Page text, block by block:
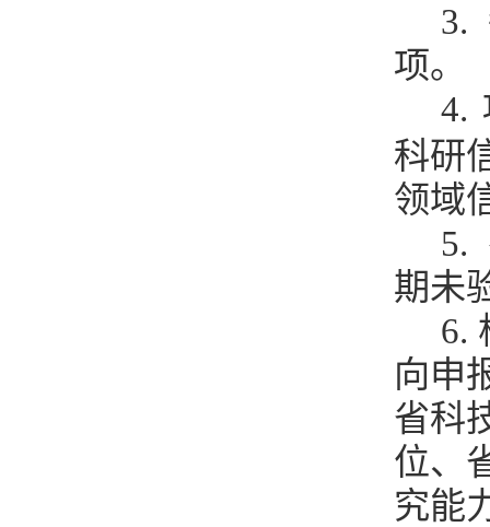
3.
项。
4.
科研
领域
5.
期未
6.
向申
省科
位、
究能